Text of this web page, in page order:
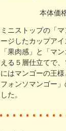
本体価
ミニストップの「
ージしたカップア
「果肉感」と「マ
える５層仕立てで
にはマンゴーの王
フォンソマンゴー
した。